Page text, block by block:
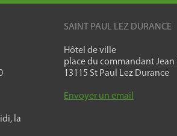
la
SAINT PAUL LEZ DURANCE
Hôtel de ville
place du commandant Jean
13115 St Paul Lez Durance
Envoyer un email